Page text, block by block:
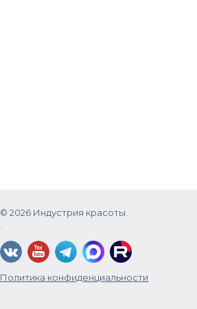
© 2026 Индустрия красоты.
.
Политика конфиденциальности